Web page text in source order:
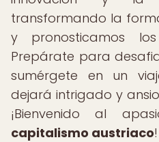
transformando la
y pronosticamos
Prepárate para
sumérgete en un
dejará intrigado y
¡Bienvenido al
capitalismo austriaco!